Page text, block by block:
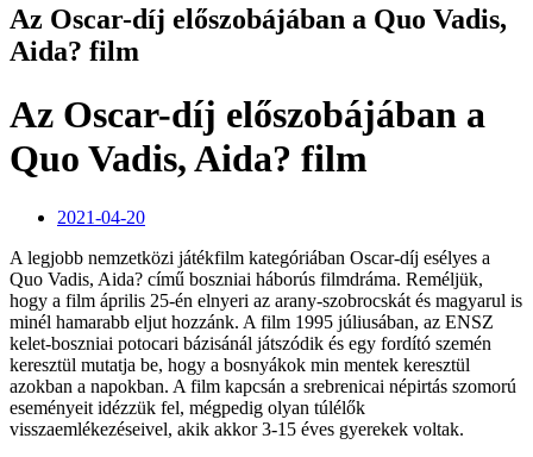
Az Oscar-díj előszobájában a Quo Vadis,
Aida? film
Az Oscar-díj előszobájában a
Quo Vadis, Aida? film
2021-04-20
A legjobb nemzetközi játékfilm kategóriában Oscar-díj esélyes a
Quo Vadis, Aida? című boszniai háborús filmdráma. Reméljük,
hogy a film április 25-én elnyeri az arany-szobrocskát és magyarul is
minél hamarabb eljut hozzánk. A film 1995 júliusában, az ENSZ
kelet-boszniai potocari bázisánál játszódik és egy fordító szemén
keresztül mutatja be, hogy a bosnyákok min mentek keresztül
azokban a napokban. A film kapcsán a srebrenicai népirtás szomorú
eseményeit idézzük fel, mégpedig olyan túlélők
visszaemlékezéseivel, akik akkor 3-15 éves gyerekek voltak.